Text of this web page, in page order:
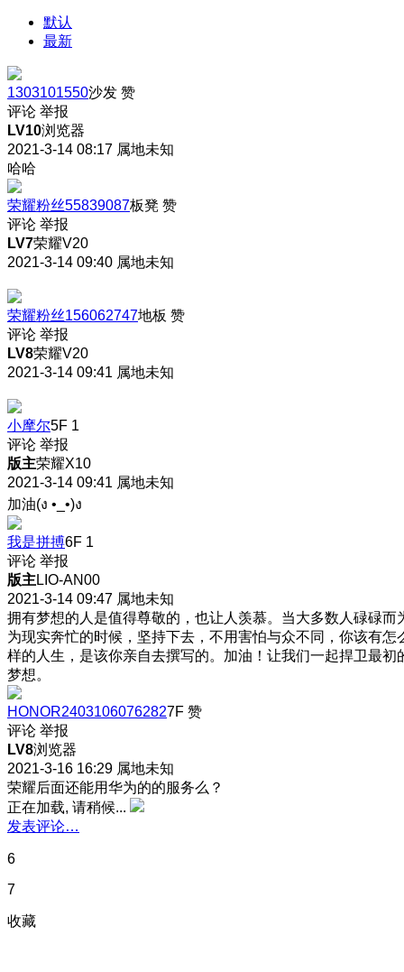
默认
最新
1303101550沙发 赞
评论 举报
LV10浏览器
2021-3-14 08:17 属地未知
哈哈
荣耀粉丝55839087板凳 赞
评论 举报
LV7荣耀V20
2021-3-14 09:40 属地未知
荣耀粉丝156062747地板 赞
评论 举报
LV8荣耀V20
2021-3-14 09:41 属地未知
小摩尔5F 1
评论 举报
版主荣耀X10
2021-3-14 09:41 属地未知
加油(ง •_•)ง
我是拼搏6F 1
评论 举报
版主LIO-AN00
2021-3-14 09:47 属地未知
拥有梦想的人是值得尊敬的，也让人羡慕。当大多数人碌碌而
为现实奔忙的时候，坚持下去，不用害怕与众不同，你该有怎
样的人生，是该你亲自去撰写的。加油！让我们一起捍卫最初
梦想。
HONOR24031060762827F 赞
评论 举报
LV8浏览器
2021-3-16 16:29 属地未知
荣耀后面还能用华为的的服务么？
正在加载, 请稍候...
发表评论…
6
7
收藏